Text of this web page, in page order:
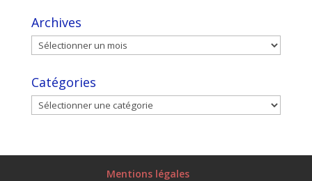
Archives
Catégories
Mentions légales